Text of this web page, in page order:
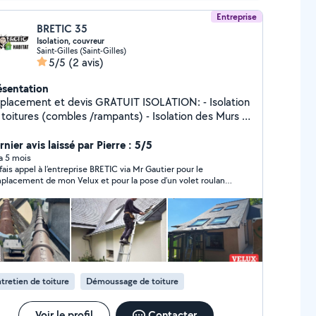
Entreprise
BRETIC 35
Isolation, couvreur
Saint-Gilles (Saint-Gilles)
5/5 (2 avis)
et devis GRATUIT ISOLATION: - Isolation
(combles /rampants) - Isolation des Murs -
Étude thermique GRATUITE de votre
sur demande TOITURE: - Entretiens de
nettoyage et démoussage - Révisions ou
de couverture - Remplacement de gouttières
- Nettoyage et peinture des façades
- Traitement des remontées capillaires -
de VMC/VMI Je suis à votre disposition
échanger sur vos divers projets, mais surtout vous
afin de vous proposer une prestation à la
de votre exigence!
avis laissé par Pierre : 5/5
5 mois
fais appel à l’entreprise BRETIC via Mr Gautier pour le
de mon Velux et pour la pose d’un volet roulant
pour trouver le modèle le plus adapté à ma pièce. Je
de toiture Démoussage de toiture